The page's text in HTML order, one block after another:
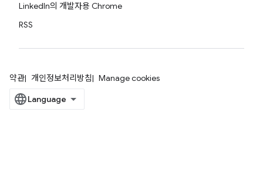
LinkedIn의 개발자용 Chrome
RSS
약관 개인정보처리방침 Manage cookies